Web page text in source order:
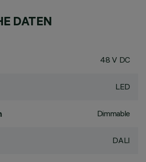
DATEN
48 V DC
LED
Dimmable
DALI